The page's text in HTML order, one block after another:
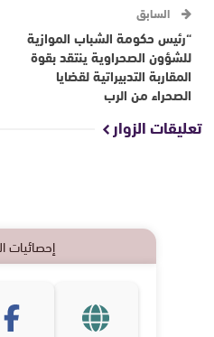
السابق
“رئيس حكومة الشباب الموازية
للشؤون الصحراوية ينتقد بقوة
المقاربة التدبيراتية لقضايا
الصحراء من الرب
تعليقات الزوار
إحصائيات